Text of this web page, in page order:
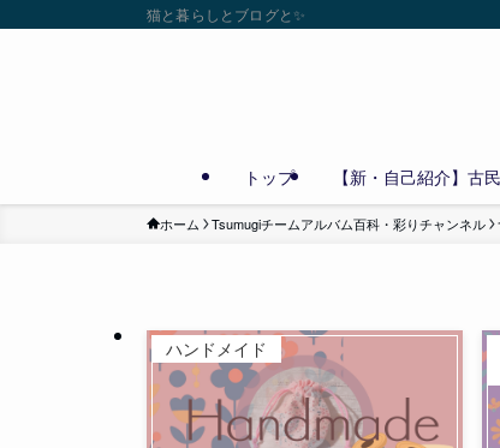
猫と暮らしとブログと✨
トップ 【新・自己紹介】古
ホーム Tsumugiチームアルバム百科・彩りチャンネル
ハンドメイド